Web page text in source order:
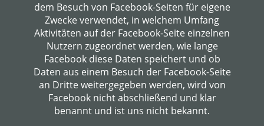
dem Besuch von Facebook-Seiten für eigene
Zwecke verwendet, in welchem Umfang
Aktivitäten auf der Facebook-Seite einzelnen
Nutzern zugeordnet werden, wie lange
Facebook diese Daten speichert und ob
Daten aus einem Besuch der Facebook-Seite
an Dritte weitergegeben werden, wird von
Facebook nicht abschließend und klar
benannt und ist uns nicht bekannt.